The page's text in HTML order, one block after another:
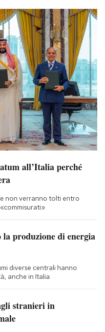
all’Italia perché
non verranno tolti entro
produzione di energia
diverse centrali hanno
anche in Italia
stranieri in